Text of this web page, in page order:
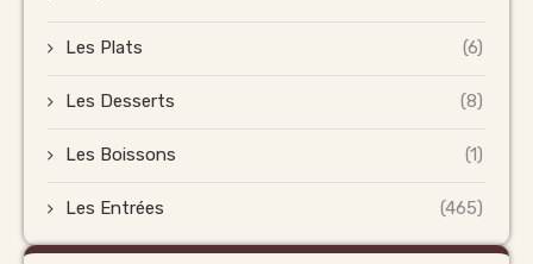
Les Plats (6)
Les Desserts (8)
Les Boissons (1)
Les Entrées (465)